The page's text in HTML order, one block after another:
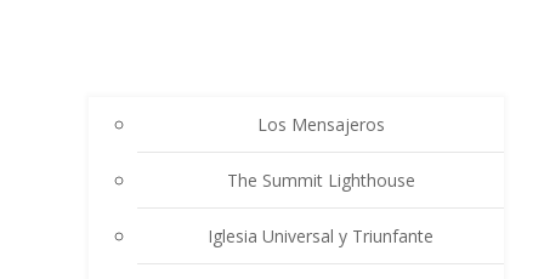
Los Mensajeros
The Summit Lighthouse
Iglesia Universal y Triunfante